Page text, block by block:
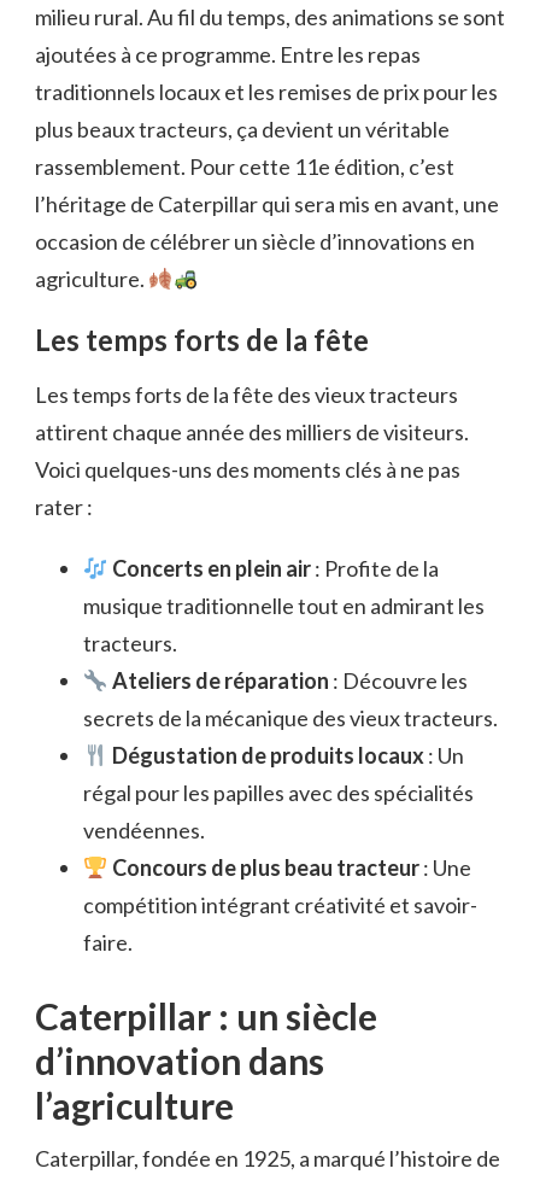
milieu rural. Au fil du temps, des animations se sont
ajoutées à ce programme. Entre les repas
traditionnels locaux et les remises de prix pour les
plus beaux tracteurs, ça devient un véritable
rassemblement. Pour cette 11e édition, c’est
l’héritage de Caterpillar qui sera mis en avant, une
occasion de célébrer un siècle d’innovations en
agriculture.
Les temps forts de la fête
Les temps forts de la fête des vieux tracteurs
attirent chaque année des milliers de visiteurs.
Voici quelques-uns des moments clés à ne pas
rater :
Concerts en plein air: Profite de la
musique traditionnelle tout en admirant les
tracteurs.
Ateliers de réparation : Découvre les
secrets de la mécanique des vieux tracteurs.
Dégustation de produits locaux : Un
régal pour les papilles avec des spécialités
vendéennes.
Concours de plus beau tracteur: Une
compétition intégrant créativité et savoir-
faire.
Caterpillar : un siècle
d’innovation dans
l’agriculture
Caterpillar, fondée en 1925, a marqué l’histoire de